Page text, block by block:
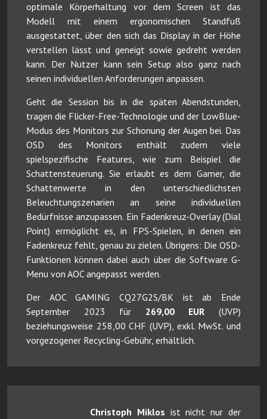
optimale Körperhaltung vor dem Screen ist das
Modell mit einem ergonomischen Standfuß
ausgestattet, über den sich das Display in der Höhe
verstellen lässt und geneigt sowie gedreht werden
kann. Der Nutzer kann sein Setup also ganz nach
seinen individuellen Anforderungen anpassen.
Geht die Session bis in die späten Abendstunden,
tragen die Flicker-Free-Technologie und der LowBlue-
Modus des Monitors zur Schonung der Augen bei. Das
OSD des Monitors enthält zudem viele
spielspezifische Features, wie zum Beispiel die
Schattensteuerung. Sie erlaubt es dem Gamer, die
Schattenwerte in den unterschiedlichsten
Beleuchtungszenarien an seine individuellen
Bedürfnisse anzupassen. Ein Fadenkreuz-Overlay (Dial
Point) ermöglicht es, in FPS-Spielen, in denen ein
Fadenkreuz fehlt, genau zu zielen. Übrigens: Die OSD-
Funktionen können dabei auch über die Software G-
Menu von AOC angepasst werden.
Der AOC GAMING CQ27G2S/BK ist ab Ende
September 2023 für 269,00 EUR (UVP)
beziehungsweise 258,00 CHF (UVP), exkl. MwSt. und
vorgezogener Recycling-Gebühr, erhältlich.
Christoph Miklos ist nicht nur der